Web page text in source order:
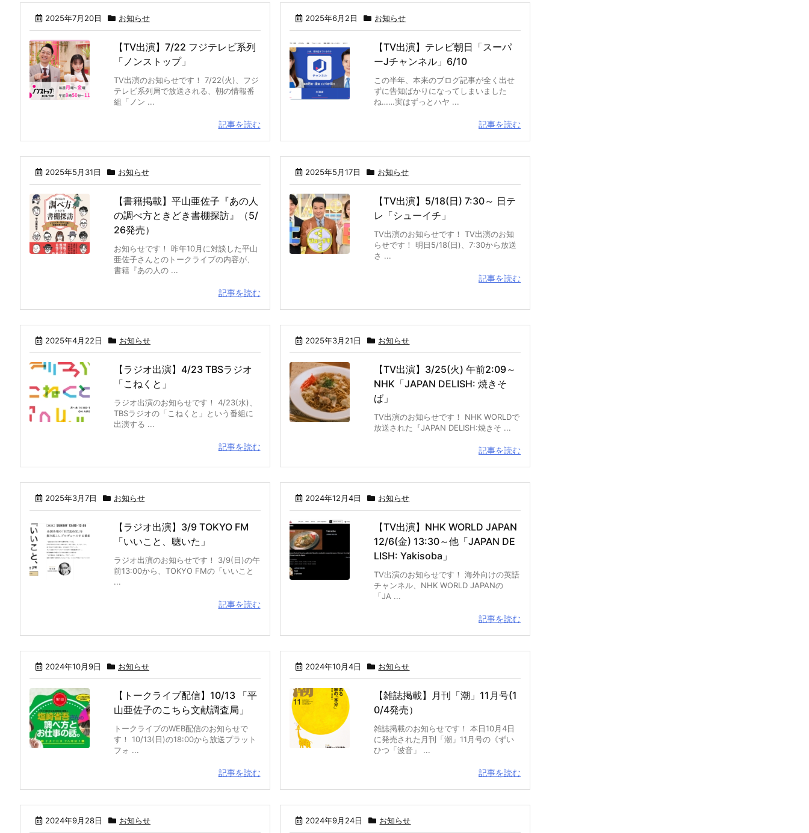
2025年7月20日 お知らせ
【TV出演】7/22 フジテレビ系列
「ノンストップ」
TV出演のお知らせです！ 7/22(火)、フジ
テレビ系列局で放送される、朝の情報番
組「ノン ...
記事を読む
2025年6月2日 お知らせ
【TV出演】テレビ朝日「スーパ
ーJチャンネル」6/10
この半年、本来のブログ記事が全く出せ
ずに告知ばかりになってしまいました
ね……実はずっとハヤ ...
記事を読む
2025年5月31日 お知らせ
【書籍掲載】平山亜佐子『あの人
の調べ方ときどき書棚探訪』（5/
26発売）
お知らせです！ 昨年10月に対談した平山
亜佐子さんとのトークライブの内容が、
書籍『あの人の ...
記事を読む
2025年5月17日 お知らせ
【TV出演】5/18(日) 7:30～ 日テ
レ「シューイチ」
TV出演のお知らせです！ TV出演のお知
らせです！ 明日5/18(日)、7:30から放送
さ ...
記事を読む
2025年4月22日 お知らせ
【ラジオ出演】4/23 TBSラジオ
「こねくと」
ラジオ出演のお知らせです！ 4/23(水)、
TBSラジオの「こねくと」という番組に
出演する ...
記事を読む
2025年3月21日 お知らせ
【TV出演】3/25(火) 午前2:09～
NHK「JAPAN DELISH: 焼きそ
ば」
TV出演のお知らせです！ NHK WORLDで
放送された『JAPAN DELISH:焼きそ ...
記事を読む
2025年3月7日 お知らせ
【ラジオ出演】3/9 TOKYO FM
「いいこと、聴いた」
ラジオ出演のお知らせです！ 3/9(日)の午
前13:00から、TOKYO FMの「いいこと
...
記事を読む
2024年12月4日 お知らせ
【TV出演】NHK WORLD JAPAN
12/6(金) 13:30～他「JAPAN DE
LISH: Yakisoba」
TV出演のお知らせです！ 海外向けの英語
チャンネル、NHK WORLD JAPANの
「JA ...
記事を読む
2024年10月9日 お知らせ
【トークライブ配信】10/13 「平
山亜佐子のこちら文献調査局」
トークライブのWEB配信のお知らせで
す！ 10/13(日)の18:00から放送プラット
フォ ...
記事を読む
2024年10月4日 お知らせ
【雑誌掲載】月刊「潮」11月号(1
0/4発売）
雑誌掲載のお知らせです！ 本日10月4日
に発売された月刊「潮」11月号の《ずい
ひつ「波音」 ...
記事を読む
2024年9月28日 お知らせ 2024年9月24日 お知らせ